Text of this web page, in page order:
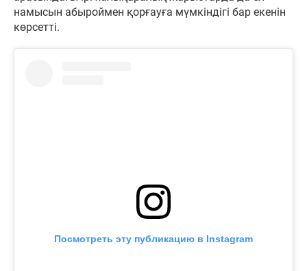
намысын абыроймен қорғауға мүмкіндігі бар екенін
көрсетті.
Посмотреть эту публикацию в Instagram